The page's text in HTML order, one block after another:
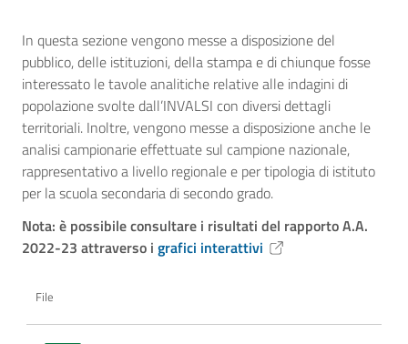
In questa sezione vengono messe a disposizione del
pubblico, delle istituzioni, della stampa e di chiunque fosse
interessato le tavole analitiche relative alle indagini di
popolazione svolte dall’INVALSI con diversi dettagli
territoriali. Inoltre, vengono messe a disposizione anche le
analisi campionarie effettuate sul campione nazionale,
rappresentativo a livello regionale e per tipologia di istituto
per la scuola secondaria di secondo grado.
Nota: è possibile consultare i risultati del rapporto A.A.
2022-23 attraverso i grafici interattivi
File